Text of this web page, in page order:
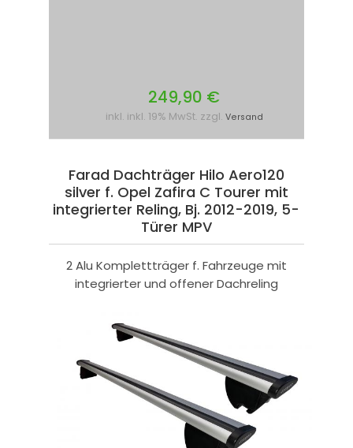
249,90 €
inkl. inkl. 19% MwSt. zzgl. Versand
Farad Dachträger Hilo Aero120
silver f. Opel Zafira C Tourer mit
integrierter Reling, Bj. 2012-2019, 5-
Türer MPV
2 Alu Komplettträger f. Fahrzeuge mit
integrierter und offener Dachreling